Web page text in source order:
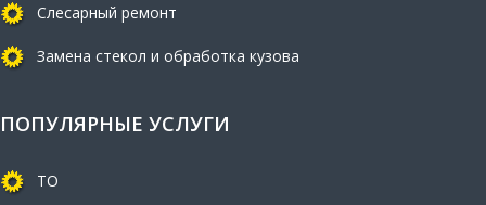
Слесарный ремонт
Замена стекол и обработка кузова
ПОПУЛЯРНЫЕ УСЛУГИ
ТО